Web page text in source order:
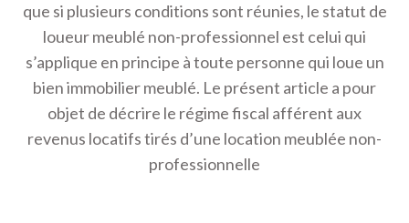
que si plusieurs conditions sont réunies, le statut de
loueur meublé non-professionnel est celui qui
s’applique en principe à toute personne qui loue un
bien immobilier meublé. Le présent article a pour
objet de décrire le régime fiscal afférent aux
revenus locatifs tirés d’une location meublée non-
professionnelle